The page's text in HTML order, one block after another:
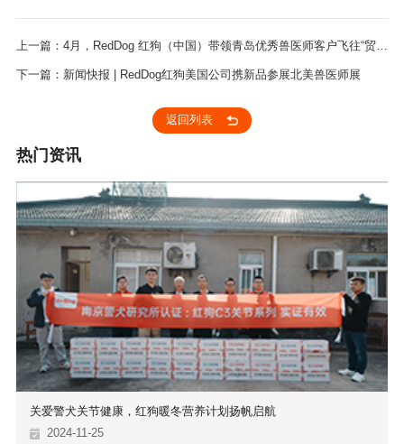
上一篇：4月，RedDog 红狗（中国）带领青岛优秀兽医师客户飞往“贸易
之都”迪拜！
下一篇：新闻快报 | RedDog红狗美国公司携新品参展北美兽医师展
返回列表
热门资讯
关爱警犬关节健康，红狗暖冬营养计划扬帆启航
2024-11-25